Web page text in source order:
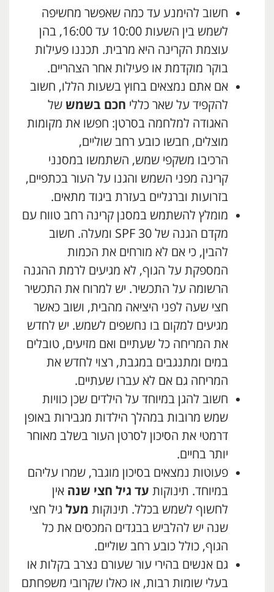
חשוב להימנע עד כמה שאפשר מחשיפה
לשמש בין השעות 10:00 עד 16:00, בהן
עוצמת הקרינה היא מרבית. תכננו פעילות
בוקר מוקדמת או פעילות אחר הצהריים.
אם אתם נמצאים בחוץ בשעות הללו, חשוב
להקפיד על שאר כללי חכם בשמש של
האגודה למלחמה בסרטן: חפשו את מקומות
מוצלים, חבשו כובע רחב שוליים,
הרכיבו משקפי שמש, השתמשו במסנני
קרינה מפני השמש והגנו על העור בכתפיים,
בזרועות וברגליים בעזרת ביגוד מתאים.
מומלץ להשתמש במסנן קרינה רחב טווח עם
מקדם הגנה של 30 SPF ומעלה. חשוב
להבין, כי אם לא מורחים את הכמות
המספקת על הגוף, לא מגיעים לרמת ההגנה
הרשומה על התכשיר. יש למרוח את התכשיר
חצי שעה לפני היציאה מהבית, ושוב כאשר
מגיעים למקום בו נחשפים לשמש. יש לחדש
את המריחה כל שעתיים ואם מזיעים, טובלים
במים ומתנגבים במגבת, רצוי לחדש את
המריחה גם אם לא עברו שעתיים.
חשוב להגן במיוחד על הילדים שכן כוויות
שמש מרובות במהלך הילדות מגבירות באופן
דרמטי את הסיכון לסרטן העור בשלב מאוחר
יותר בחיים.
פעוטות נמצאים בסיכון מוגבר, שמרו עליהם
במיוחד. תינוקות עד גיל חצי שנה אין
לחשוף לשמש בכלל. תינוקות מעל גיל חצי
שנה יש להלביש בבגדים המכסים את כל
הגוף, כולל כובע רחב שוליים.
גם אנשים בהירי עור שעורם נצרב בקלות או
בעלי שומות רבות, או כאלו שקרובי משפחתם